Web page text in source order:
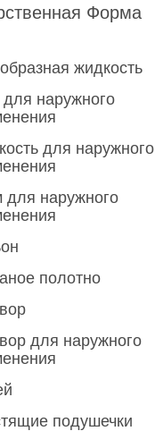
Форма
жидкость
для наружного
для наружного
для наружного
полотно
для наружного
подушечки